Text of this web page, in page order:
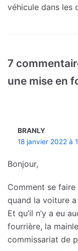
véhicule dans les
7
une mise en
BRANLY
18 janvier 2022 à
Bonjour,
Comment se
quand la voiture
Et qu’il n’y a eu
fourrière, la
commissariat de